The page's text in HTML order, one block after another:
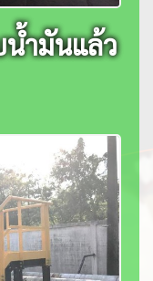
ำมันแล้ว